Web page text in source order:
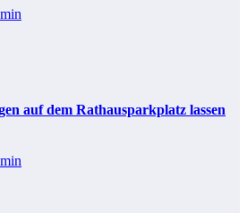
auf dem Rathausparkplatz lassen